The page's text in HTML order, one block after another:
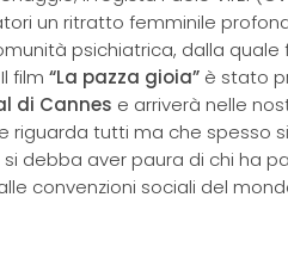
un ritratto femminile
psichiatrica, dalla
film “La pazza gioia” è stato
di Cannes e arriverà nelle
riguarda tutti ma che spesso
debba aver paura di chi ha
convenzioni sociali del